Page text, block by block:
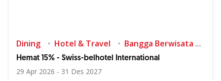
Dining Hotel & Travel Bangga Berwisata di Indonesia
Hemat 15% - Swiss-belhotel International
29 Apr 2026 - 31 Des 2027